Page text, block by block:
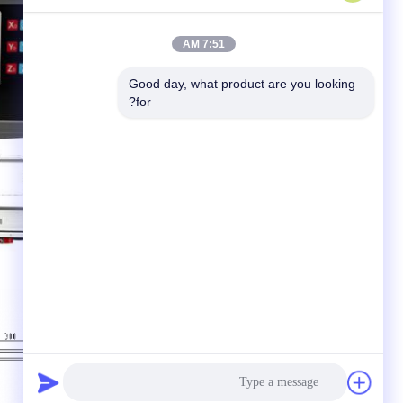
7:51 AM
Good day, what product are you looking
for?